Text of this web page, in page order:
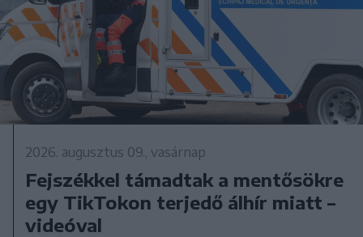
2026. augusztus 09., vasárnap
Fejszékkel támadtak a mentősökre
egy TikTokon terjedő álhír miatt –
videóval